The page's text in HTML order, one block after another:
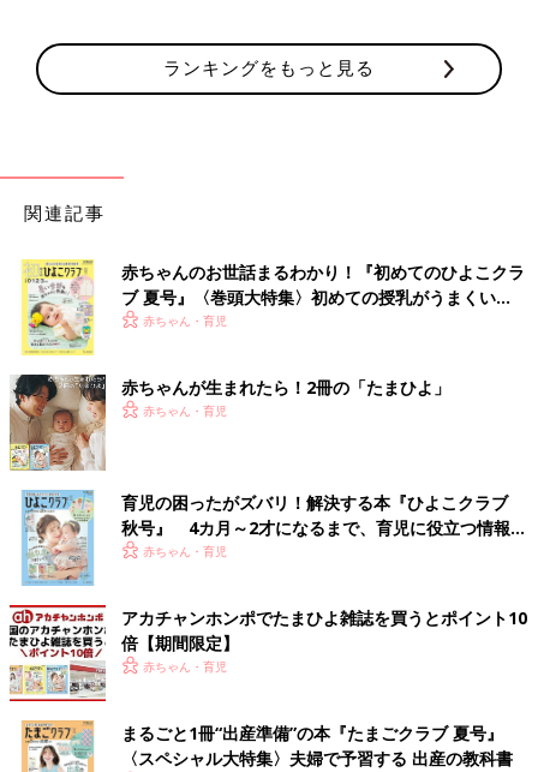
ランキングをもっと見る
関連記事
赤ちゃんのお世話まるわかり！『初めてのひよこクラ
ブ 夏号』〈巻頭大特集〉初めての授乳がうまくい
く！ おっぱい・ミルクの基本と夏のトラブル 解決テ
赤ちゃん・育児
赤ちゃんが生まれたら！2冊の「たまひよ」
赤ちゃん・育児
育児の困ったがズバリ！解決する本『ひよこクラブ
秋号』 4カ月～2才になるまで、育児に役立つ情報が
いっぱい！
赤ちゃん・育児
アカチャンホンポでたまひよ雑誌を買うとポイント10
倍【期間限定】
赤ちゃん・育児
まるごと1冊“出産準備”の本『たまごクラブ 夏号』
〈スペシャル大特集〉夫婦で予習する 出産の教科書